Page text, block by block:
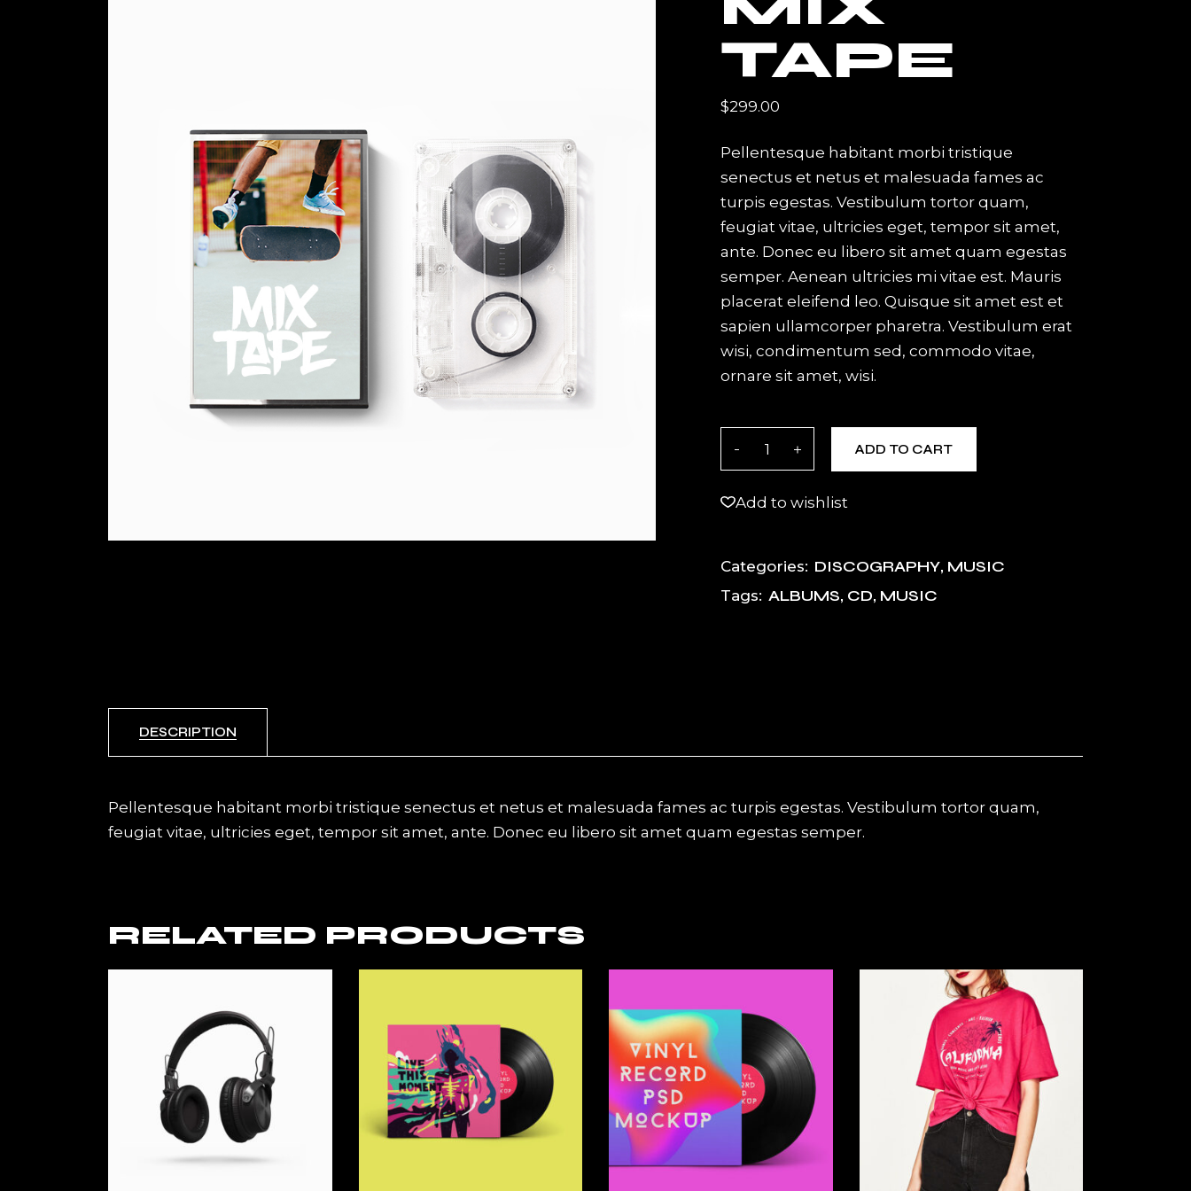
TAPE
$299.00
Pellentesque habitant morbi tristique
senectus et netus et malesuada fames ac
turpis egestas. Vestibulum tortor quam,
feugiat vitae, ultricies eget, tempor sit amet,
ante. Donec eu libero sit amet quam egestas
semper. Aenean ultricies mi vitae est. Mauris
placerat eleifend leo. Quisque sit amet est et
sapien ullamcorper pharetra. Vestibulum erat
wisi, condimentum sed, commodo vitae,
ornare sit amet, wisi.
Mix Tape quantity
ADD TO CART
Add to wishlist
Categories: DISCOGRAPHY, MUSIC
Tags: ALBUMS, CD, MUSIC
DESCRIPTION
Pellentesque habitant morbi tristique senectus et netus et malesuada fames ac turpis egestas. Vestibulum tortor quam,
feugiat vitae, ultricies eget, tempor sit amet, ante. Donec eu libero sit amet quam egestas semper.
RELATED PRODUCTS